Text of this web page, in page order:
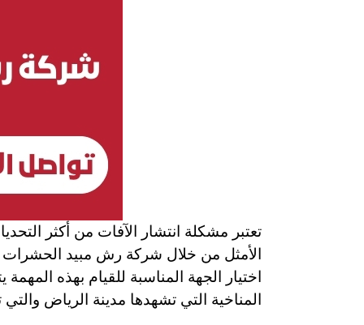
تعتبر مشكلة انتشار الآفات من أكثر
الأمثل من خلال شركة رش مبيد الحشرات
اختيار الجهة المناسبة للقيام بهذه
المناخية التي تشهدها مدينة الرياض